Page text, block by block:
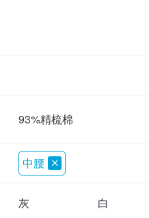
93%精梳棉
中腰
灰 白